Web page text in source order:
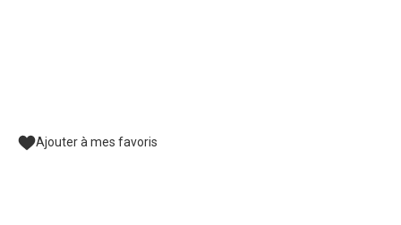
Ajouter à mes favoris